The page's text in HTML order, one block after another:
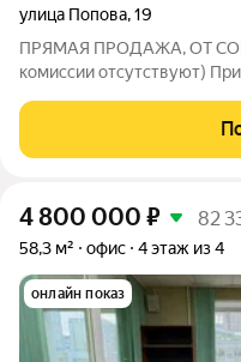
улица Попова,19
ПРЯМАЯ ПРОДАЖА, ОТ
комиссии отсутствуют)
Стоимость 64 600 т. р. за
обсуждаемо. - Возможность
4 800 000 ₽ 82
58,3 м² офис 4 этаж из 4
онлайн показ